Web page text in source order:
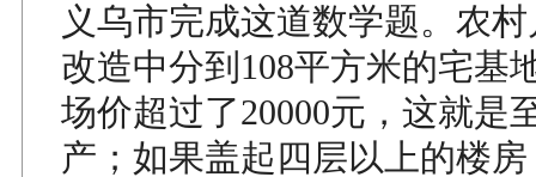
义乌市完成这道数学题。农
改造中分到108平方米的宅基
场价超过了20000元，这就是
产；如果盖起四层以上的楼